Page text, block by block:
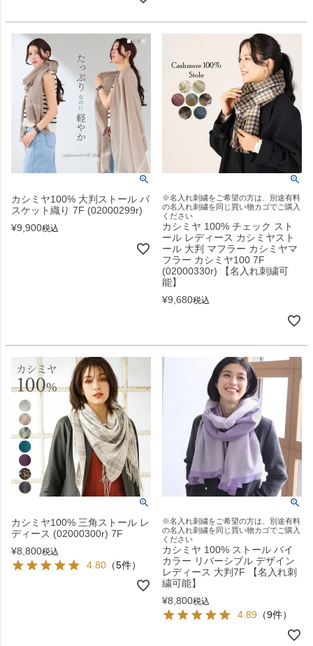
カシミヤ100% 大判ストール バ
スケット織り 7F (02000299r)
¥9,900税込
※名入れ刺繍をご希望の方は、別途有料
の名入れ刺繍を同じ買い物カゴでご購入
ください
カシミヤ 100% チェック スト
ール レディース カシミヤスト
ール 大判 マフラー カシミヤマ
フラー カシミヤ100 7F
(02000330r) 【名入れ刺繍可
能】
¥9,680税込
カシミヤ100% 三角ストール レ
ディース (02000300r) 7F
¥8,800税込
4.80 （5件）
※名入れ刺繍をご希望の方は、別途有料
の名入れ刺繍を同じ買い物カゴでご購入
ください
カシミヤ 100% ストール バイ
カラー リバーシブル デザイン
レディース 大判7F 【名入れ刺
繍可能】
¥8,800税込
4.89 （9件）